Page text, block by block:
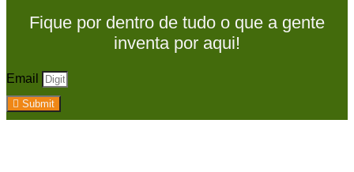
Fique por dentro de tudo o que a gente
inventa por aqui!
Email
Submit